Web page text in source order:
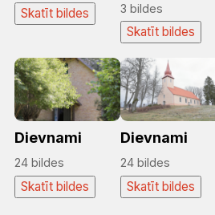
Skatīt bildes 3 bildes
Skatīt bildes
Dievnami
24 bildes
Skatīt bildes
Dievnami
24 bildes
Skatīt bildes